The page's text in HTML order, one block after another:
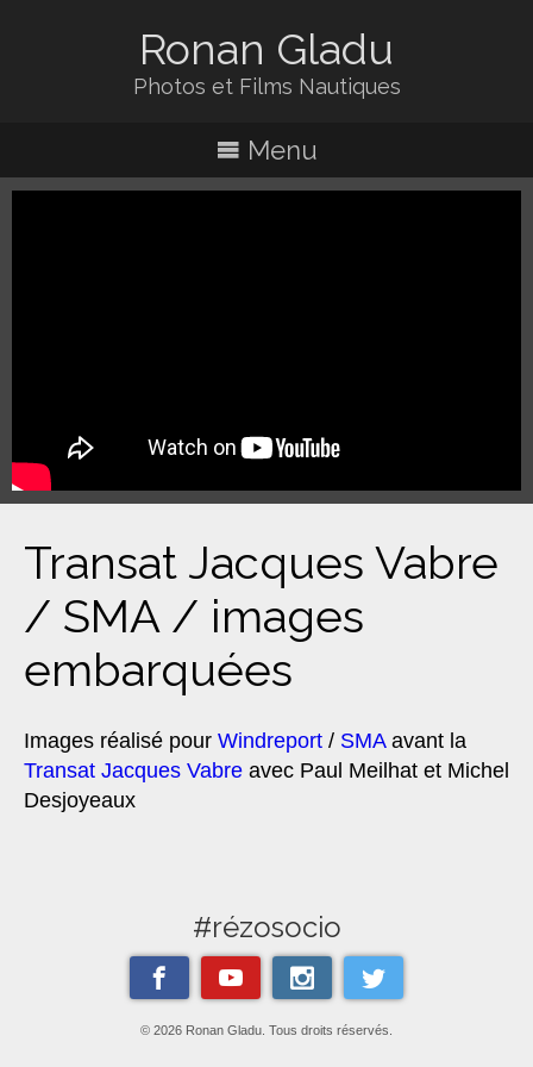
Ronan Gladu
Photos et Films Nautiques
Menu
Transat Jacques Vabre
/ SMA / images
embarquées
Images réalisé pour Windreport / SMAavant la
Transat Jacques Vabre avec Paul Meilhat et Michel
Desjoyeaux
#rézosocio
© 2026 Ronan Gladu. Tous droits réservés.